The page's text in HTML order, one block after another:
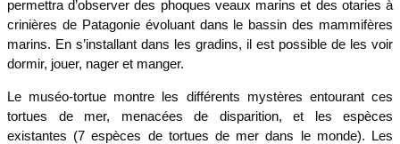
permettra d’observer des phoques veaux marins et des otaries à
crinières de Patagonie évoluant dans le bassin des mammifères
marins. En s’installant dans les gradins, il est possible de les voir
dormir, jouer, nager et manger.
Le muséo-tortue montre les différents mystères entourant ces
tortues de mer, menacées de disparition, et les espèces
existantes (7 espèces de tortues de mer dans le monde). Les